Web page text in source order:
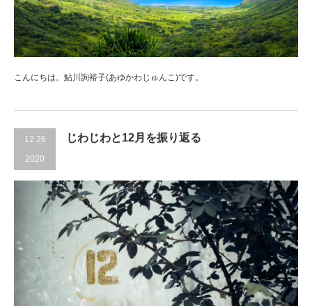
こんにちは。鮎川詢裕子(あゆかわじゅんこ)です。
12.26
2020
じわじわと12月を振り返る